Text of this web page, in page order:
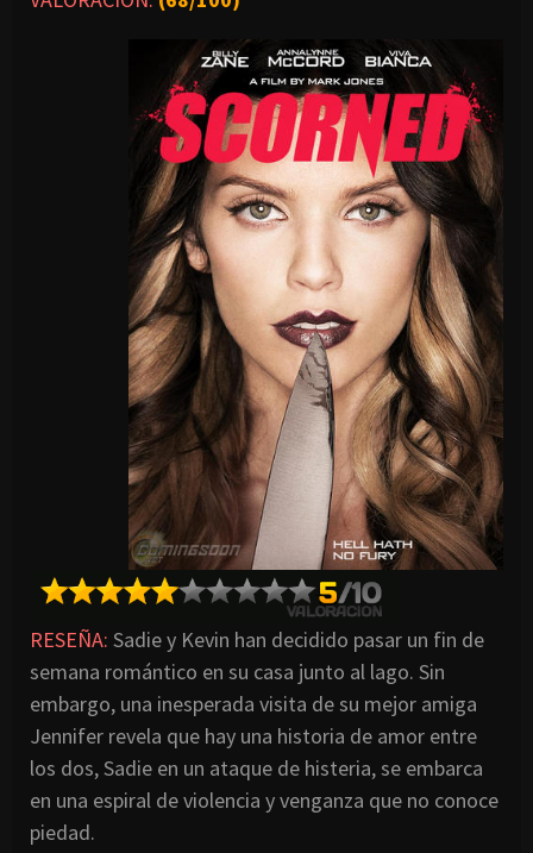
RESEÑA: Sadie y Kevin han decidido pasar un fin de
semana romántico en su casa junto al lago. Sin
embargo, una inesperada visita de su mejor amiga
Jennifer revela que hay una historia de amor entre
los dos, Sadie en un ataque de histeria, se embarca
en una espiral de violencia y venganza que no conoce
piedad.